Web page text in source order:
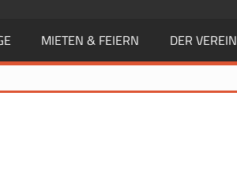
MIETEN & FEIERN DER VEREIN